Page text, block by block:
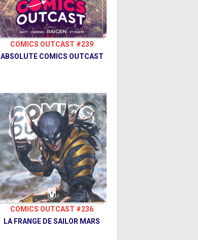
COMICS OUTCAST #239
ABSOLUTE COMICS OUTCAST
COMICS OUTCAST #236
LA FRANGE DE SAILOR MARS